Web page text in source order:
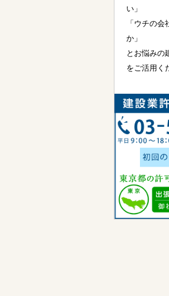
い」
「ウチの
か」
とお悩みの
をご活用く